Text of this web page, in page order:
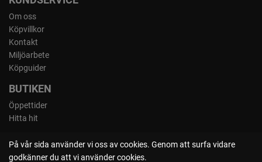
Om oss
Köpvillkor
Kontakt
Miljöarbete
Köpguider
BUTIKEN
Öppettider
Hitta hit
På vår sida använder vi oss av cookies. Genom att surfa vidare
godkänner du att vi använder cookies.